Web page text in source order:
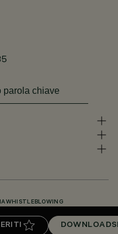
DOWNLOADS
WHISTLEBLOWING